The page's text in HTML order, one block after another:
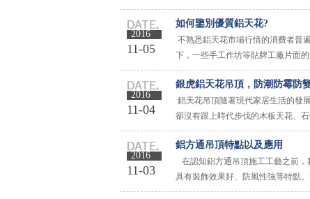
的優點是抗氧化能力好，同時因為
2016
11-05
如何鑒別優質鋁天花?
不熟悉鋁天花市場行情的消費者普
下，一些手工作坊等貼牌工廠片面
料，比如采用一些含鐵、鉛等比較
2016
11-04
銀虎鋁天花吊頂，防潮防霉防
鋁天花吊頂隨著現代家居生活的發
卻沒有跟上時代步伐的木板天花、
需。 我們都知道，木板天花發霉腐
2016
11-03
鋁方通吊頂特點以及應用
在認知鋁方通吊頂施工工藝之前
具有裝飾效果好、防風性強等特點
的顏色搭配，能夠設計出不同的裝